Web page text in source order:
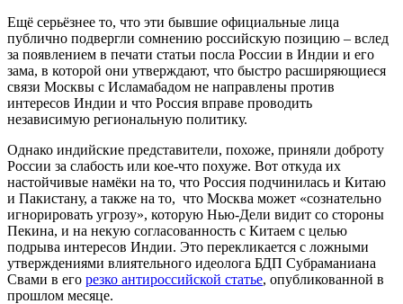
Ещё серьёзнее то, что эти бывшие официальные лица
публично подвергли сомнению российскую позицию – вслед
за появлением в печати статьи посла России в Индии и его
зама, в которой они утверждают, что быстро расширяющиеся
связи Москвы с Исламабадом не направлены против
интересов Индии и что Россия вправе проводить
независимую региональную политику.
Однако индийские представители, похоже, приняли доброту
России за слабость или кое-что похуже. Вот откуда их
настойчивые намёки на то, что Россия подчинилась и Китаю
и Пакистану, а также на то, что Москва может «сознательно
игнорировать угрозу», которую Нью-Дели видит со стороны
Пекина, и на некую согласованность с Китаем с целью
подрыва интересов Индии. Это перекликается с ложными
утверждениями влиятельного идеолога БДП Субраманиана
Свами в его резко антироссийской статье, опубликованной в
прошлом месяце.